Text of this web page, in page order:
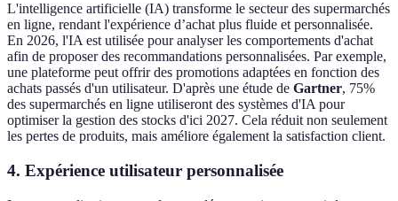
L'intelligence artificielle (IA) transforme le secteur des supermarchés
en ligne, rendant l'expérience d’achat plus fluide et personnalisée.
En 2026, l'IA est utilisée pour analyser les comportements d'achat
afin de proposer des recommandations personnalisées. Par exemple,
une plateforme peut offrir des promotions adaptées en fonction des
achats passés d'un utilisateur. D'après une étude de Gartner, 75%
des supermarchés en ligne utiliseront des systèmes d'IA pour
optimiser la gestion des stocks d'ici 2027. Cela réduit non seulement
les pertes de produits, mais améliore également la satisfaction client.
4. Expérience utilisateur personnalisée